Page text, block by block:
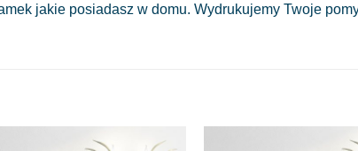
jakie posiadasz w domu. Wydrukujemy Twoje